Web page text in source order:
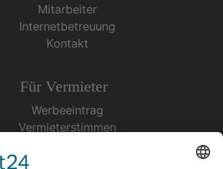
Mitarbeiter
Internetbetreuung
Kontakt
Für Vermieter
Werbeeintrag
Vermieterstimmen